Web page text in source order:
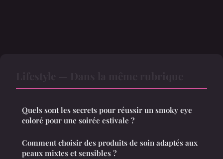
Quels sont les secrets pour réussir un smoky eye
coloré pour une soirée estivale ?
Comment choisir des produits de soin adaptés aux
peaux mixtes et sensibles ?